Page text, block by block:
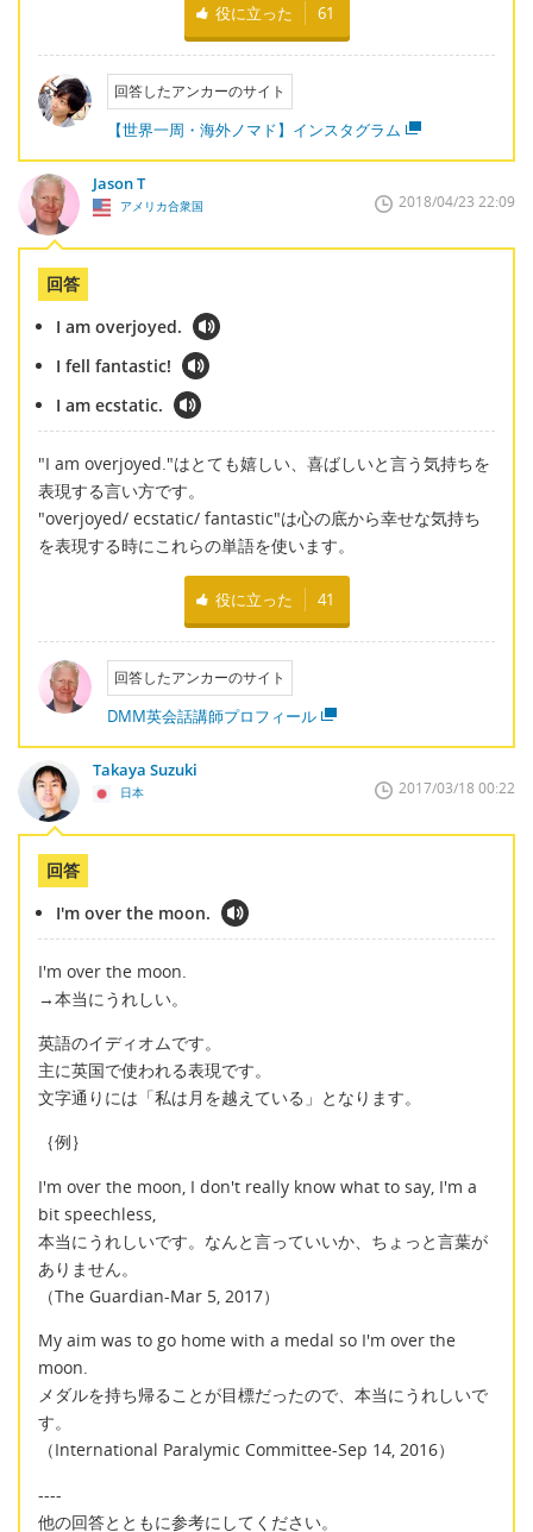
役に立った 61
回答したアンカーのサイト
【世界一周・海外ノマド】インスタグラム
Jason T
アメリカ合衆国 2018/04/23 22:09
回答
I am overjoyed.
I fell fantastic!
I am ecstatic.
"I am overjoyed."はとても嬉しい、喜ばしいと言う気持ちを
表現する言い方です。
"overjoyed/ ecstatic/ fantastic"は心の底から幸せな気持ち
を表現する時にこれらの単語を使います。
役に立った 41
回答したアンカーのサイト
DMM英会話講師プロフィール
Takaya Suzuki
日本 2017/03/18 00:22
回答
I'm over the moon.
I'm over the moon.
→本当にうれしい。
英語のイディオムです。
主に英国で使われる表現です。
文字通りには「私は月を越えている」となります。
｛例｝
I'm over the moon, I don't really know what to say, I'm a
bit speechless,
本当にうれしいです。なんと言っていいか、ちょっと言葉が
ありません。
（The Guardian-Mar 5, 2017）
My aim was to go home with a medal so I'm over the
moon.
メダルを持ち帰ることが目標だったので、本当にうれしいで
す。
（International Paralymic Committee-Sep 14, 2016）
----
他の回答とともに参考にしてください。